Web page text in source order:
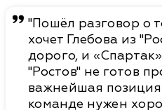
"Пошёл разговор о
хочет Глебова из
дорого, и
"Ростов" не готов
важнейшая
команде нужен